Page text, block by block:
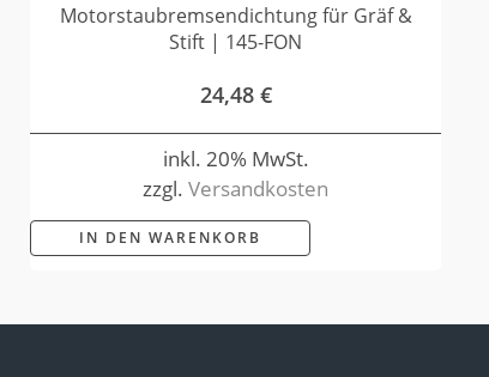
Motorstaubremsendichtung für Gräf &
Stift | 145-FON
24,48 €
inkl. 20% MwSt.
zzgl.Versandkosten
IN DEN WARENKORB